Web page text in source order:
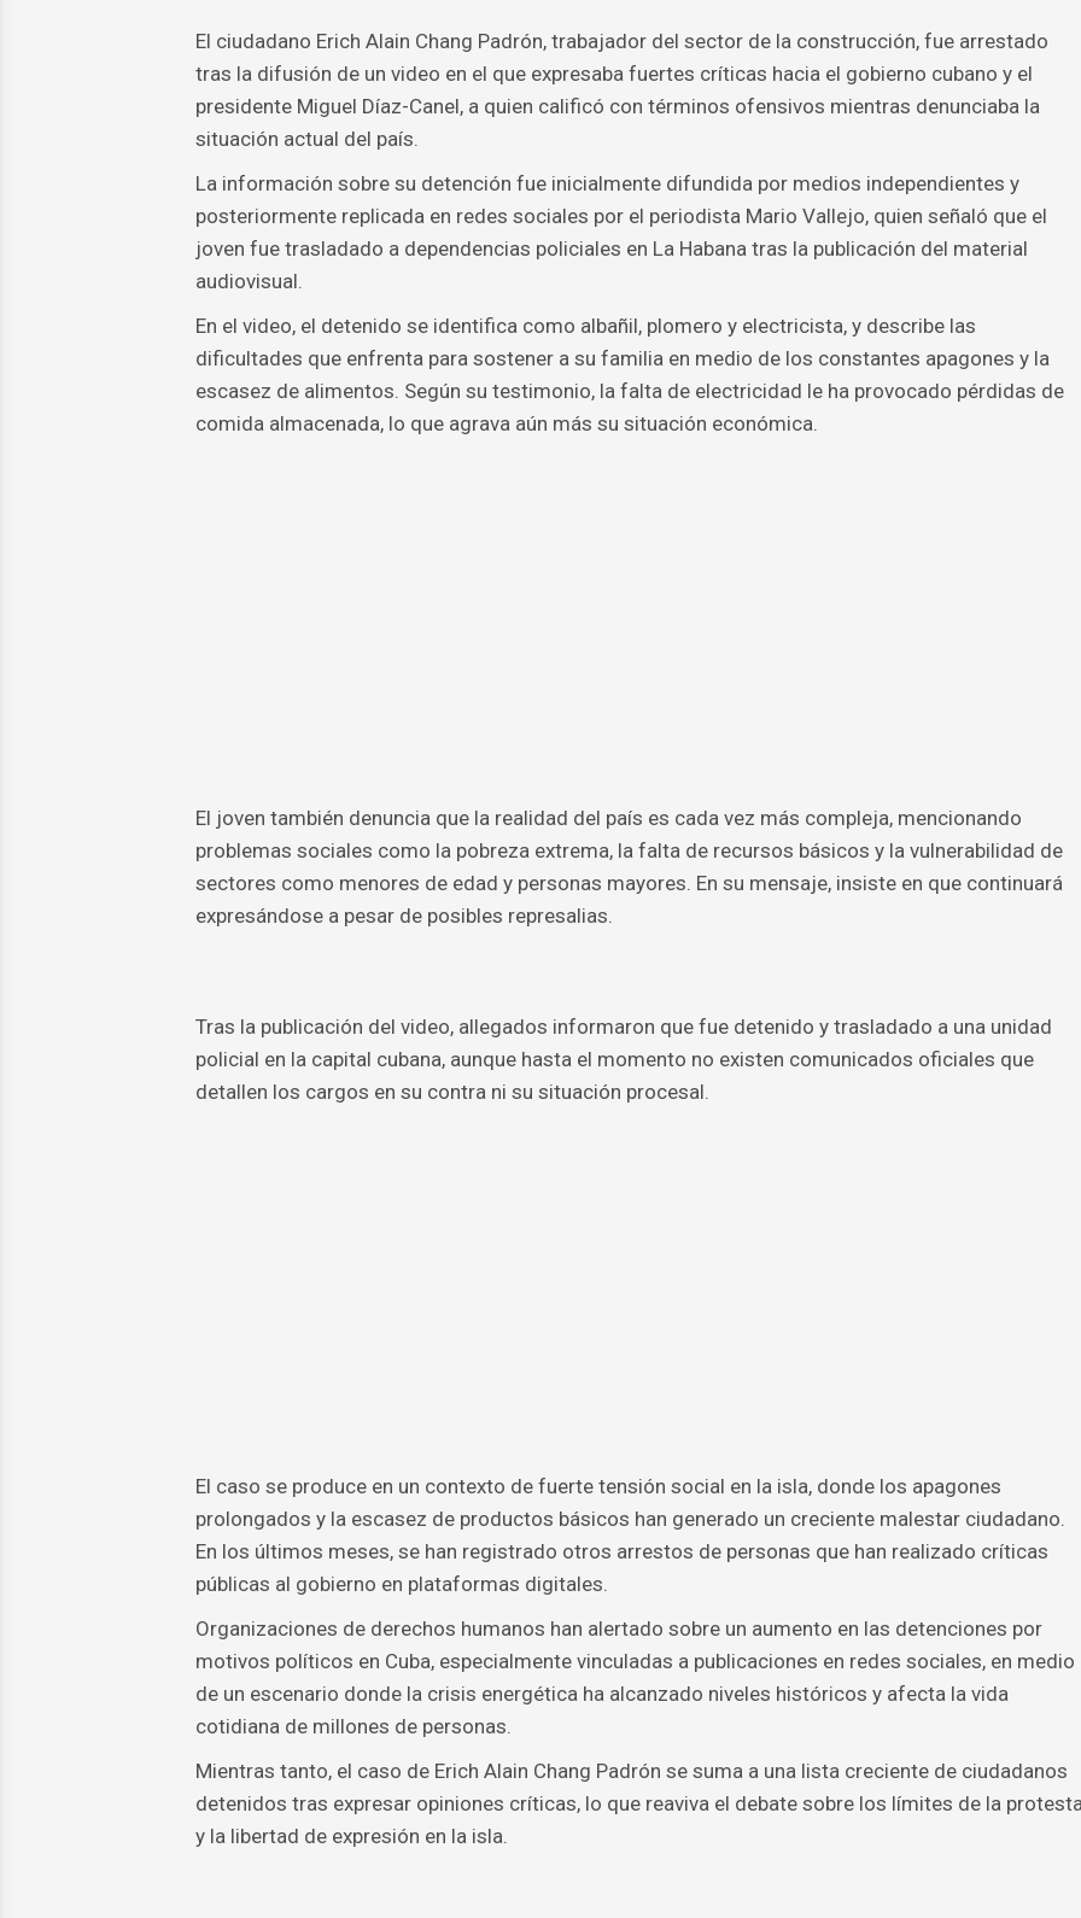
El ciudadano Erich Alain Chang Padrón, trabajador del sector de la construcción, fue arrestado
tras la difusión de un video en el que expresaba fuertes críticas hacia el gobierno cubano y el
presidente Miguel Díaz-Canel, a quien calificó con términos ofensivos mientras denunciaba la
situación actual del país.
La información sobre su detención fue inicialmente difundida por medios independientes y
posteriormente replicada en redes sociales por el periodista Mario Vallejo, quien señaló que el
joven fue trasladado a dependencias policiales en La Habana tras la publicación del material
audiovisual.
En el video, el detenido se identifica como albañil, plomero y electricista, y describe las
dificultades que enfrenta para sostener a su familia en medio de los constantes apagones y la
escasez de alimentos. Según su testimonio, la falta de electricidad le ha provocado pérdidas de
comida almacenada, lo que agrava aún más su situación económica.
El joven también denuncia que la realidad del país es cada vez más compleja, mencionando
problemas sociales como la pobreza extrema, la falta de recursos básicos y la vulnerabilidad de
sectores como menores de edad y personas mayores. En su mensaje, insiste en que continuará
expresándose a pesar de posibles represalias.
Tras la publicación del video, allegados informaron que fue detenido y trasladado a una unidad
policial en la capital cubana, aunque hasta el momento no existen comunicados oficiales que
detallen los cargos en su contra ni su situación procesal.
El caso se produce en un contexto de fuerte tensión social en la isla, donde los apagones
prolongados y la escasez de productos básicos han generado un creciente malestar ciudadano.
En los últimos meses, se han registrado otros arrestos de personas que han realizado críticas
públicas al gobierno en plataformas digitales.
Organizaciones de derechos humanos han alertado sobre un aumento en las detenciones por
motivos políticos en Cuba, especialmente vinculadas a publicaciones en redes sociales, en medio
de un escenario donde la crisis energética ha alcanzado niveles históricos y afecta la vida
cotidiana de millones de personas.
Mientras tanto, el caso de Erich Alain Chang Padrón se suma a una lista creciente de ciudadanos
detenidos tras expresar opiniones críticas, lo que reaviva el debate sobre los límites de la
y la libertad de expresión en la isla.